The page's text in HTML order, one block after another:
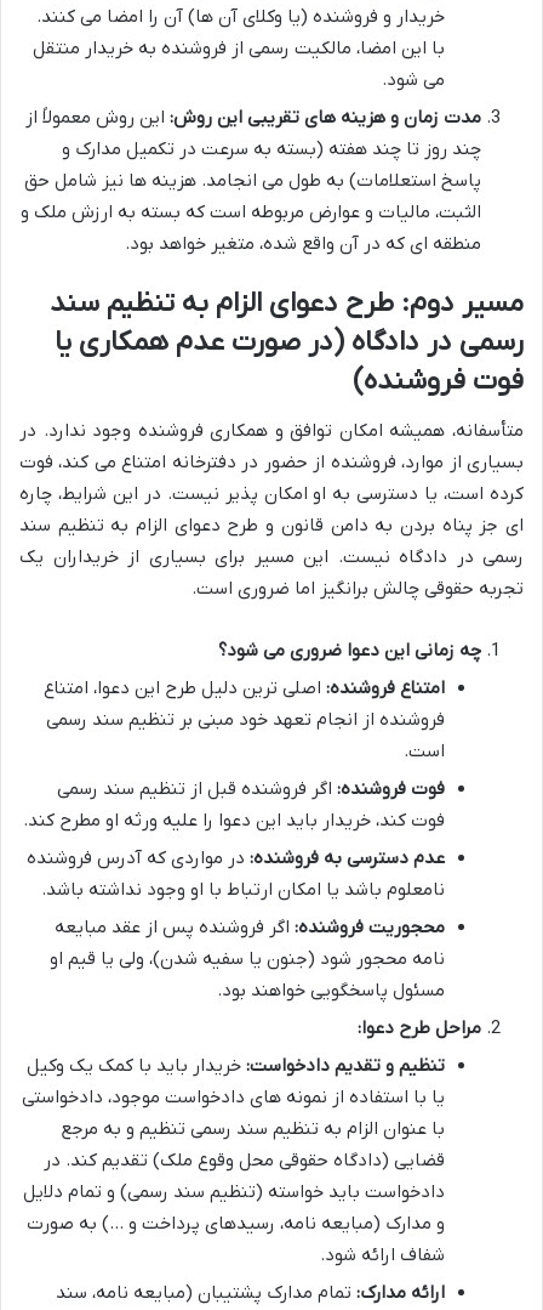
خریدار و فروشنده (یا وکلای آن ها) آن را امضا می کنند.
با این امضا، مالکیت رسمی از فروشنده به خریدار منتقل
می شود.
مدت زمان و هزینه های تقریبی این روش: این روش معمولاً از
چند روز تا چند هفته (بسته به سرعت در تکمیل مدارک و
پاسخ استعلامات) به طول می انجامد. هزینه ها نیز شامل حق
الثبت، مالیات و عوارض مربوطه است که بسته به ارزش ملک و
منطقه ای که در آن واقع شده، متغیر خواهد بود.
مسیر دوم: طرح دعوای الزام به تنظیم سند
رسمی در دادگاه (در صورت عدم همکاری یا
فوت فروشنده)
متأسفانه، همیشه امکان توافق و همکاری فروشنده وجود ندارد. در
بسیاری از موارد، فروشنده از حضور در دفترخانه امتناع می کند، فوت
کرده است، یا دسترسی به او امکان پذیر نیست. در این شرایط، چاره
ای جز پناه بردن به دامن قانون و طرح دعوای الزام به تنظیم سند
رسمی در دادگاه نیست. این مسیر برای بسیاری از خریداران یک
تجربه حقوقی چالش برانگیز اما ضروری است.
چه زمانی این دعوا ضروری می شود؟
امتناع فروشنده: اصلی ترین دلیل طرح این دعوا، امتناع
فروشنده از انجام تعهد خود مبنی بر تنظیم سند رسمی
است.
فوت فروشنده: اگر فروشنده قبل از تنظیم سند رسمی
فوت کند، خریدار باید این دعوا را علیه ورثه او مطرح کند.
عدم دسترسی به فروشنده: در مواردی که آدرس فروشنده
نامعلوم باشد یا امکان ارتباط با او وجود نداشته باشد.
محجوریت فروشنده: اگر فروشنده پس از عقد مبایعه
نامه محجور شود (جنون یا سفیه شدن)، ولی یا قیم او
مسئول پاسخگویی خواهند بود.
مراحل طرح دعوا:
تنظیم و تقدیم دادخواست: خریدار باید با کمک یک وکیل
یا با استفاده از نمونه های دادخواست موجود، دادخواستی
با عنوان الزام به تنظیم سند رسمی تنظیم و به مرجع
قضایی (دادگاه حقوقی محل وقوع ملک) تقدیم کند. در
دادخواست باید خواسته (تنظیم سند رسمی) و تمام دلایل
و مدارک (مبایعه نامه، رسیدهای پرداخت و …) به صورت
شفاف ارائه شود.
ارائه مدارک: تمام مدارک پشتیبان (مبایعه نامه، سند